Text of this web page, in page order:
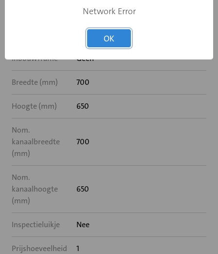
Inbouwframe Geen
Breedte (mm) 700
Hoogte (mm) 650
Nom.
kanaalbreedte
(mm)
700
Nom.
kanaalhoogte
(mm)
650
Inspectieluikje Nee
Prijshoeveelheid 1
Network Error
OK